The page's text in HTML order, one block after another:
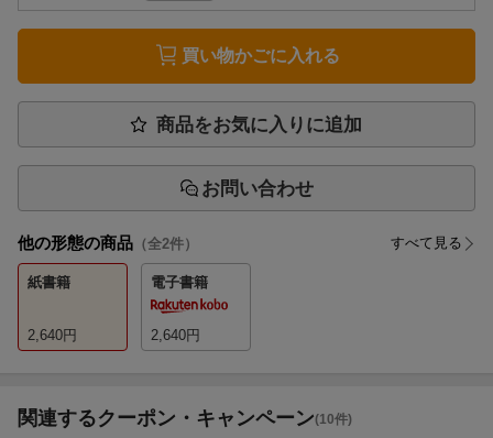
買い物かごに入れる
商品をお気に入りに追加
お問い合わせ
他の形態の商品 （全2件） すべて見る
紙書籍
2,640円
電子書籍
2,640円
関連するクーポン・キャンペーン(10件)